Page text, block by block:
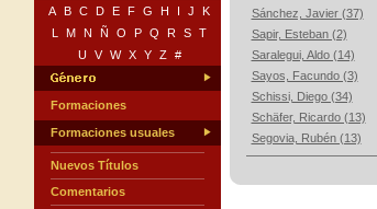
A
B C D E F G H I J
K
L
M N Ñ O P Q R S T
U
V W X Y Z #
Formaciones
Formaciones usuales
Nuevos Títulos
Comentarios
Sánchez, Javier (37)
Sapir, Esteban (2)
Saralegui, Aldo (14)
Sayos, Facundo (3)
Schissi, Diego (34)
Schäfer, Ricardo (13)
Segovia, Rubén (13)